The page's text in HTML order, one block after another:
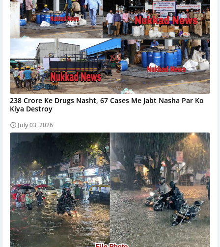
238 Crore Ke Drugs Nasht, 67 Cases Me Jabt Nasha Par Ko
Kiya Destroy
July 03, 2026